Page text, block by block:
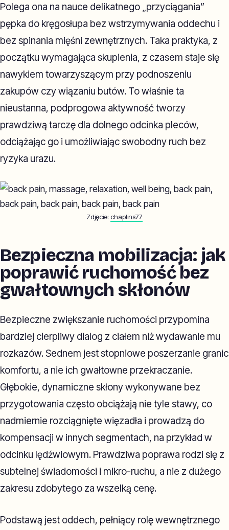
Polega ona na nauce delikatnego „przyciągania”
pępka do kręgosłupa bez wstrzymywania oddechu i
bez spinania mięśni zewnętrznych. Taka praktyka, z
początku wymagająca skupienia, z czasem staje się
nawykiem towarzyszącym przy podnoszeniu
zakupów czy wiązaniu butów. To właśnie ta
nieustanna, podprogowa aktywność tworzy
prawdziwą tarczę dla dolnego odcinka pleców,
odciążając go i umożliwiając swobodny ruch bez
ryzyka urazu.
Zdjęcie: chaplins77
Bezpieczna mobilizacja: jak
poprawić ruchomość bez
gwałtownych skłonów
Bezpieczne zwiększanie ruchomości przypomina
bardziej cierpliwy dialog z ciałem niż wydawanie mu
rozkazów. Sednem jest stopniowe poszerzanie granic
komfortu, a nie ich gwałtowne przekraczanie.
Głębokie, dynamiczne skłony wykonywane bez
przygotowania często obciążają nie tyle stawy, co
nadmiernie rozciągnięte więzadła i prowadzą do
kompensacji w innych segmentach, na przykład w
odcinku lędźwiowym. Prawdziwa poprawa rodzi się z
subtelnej świadomości i mikro-ruchu, a nie z dużego
zakresu zdobytego za wszelką cenę.
Podstawą jest oddech, pełniący rolę wewnętrznego